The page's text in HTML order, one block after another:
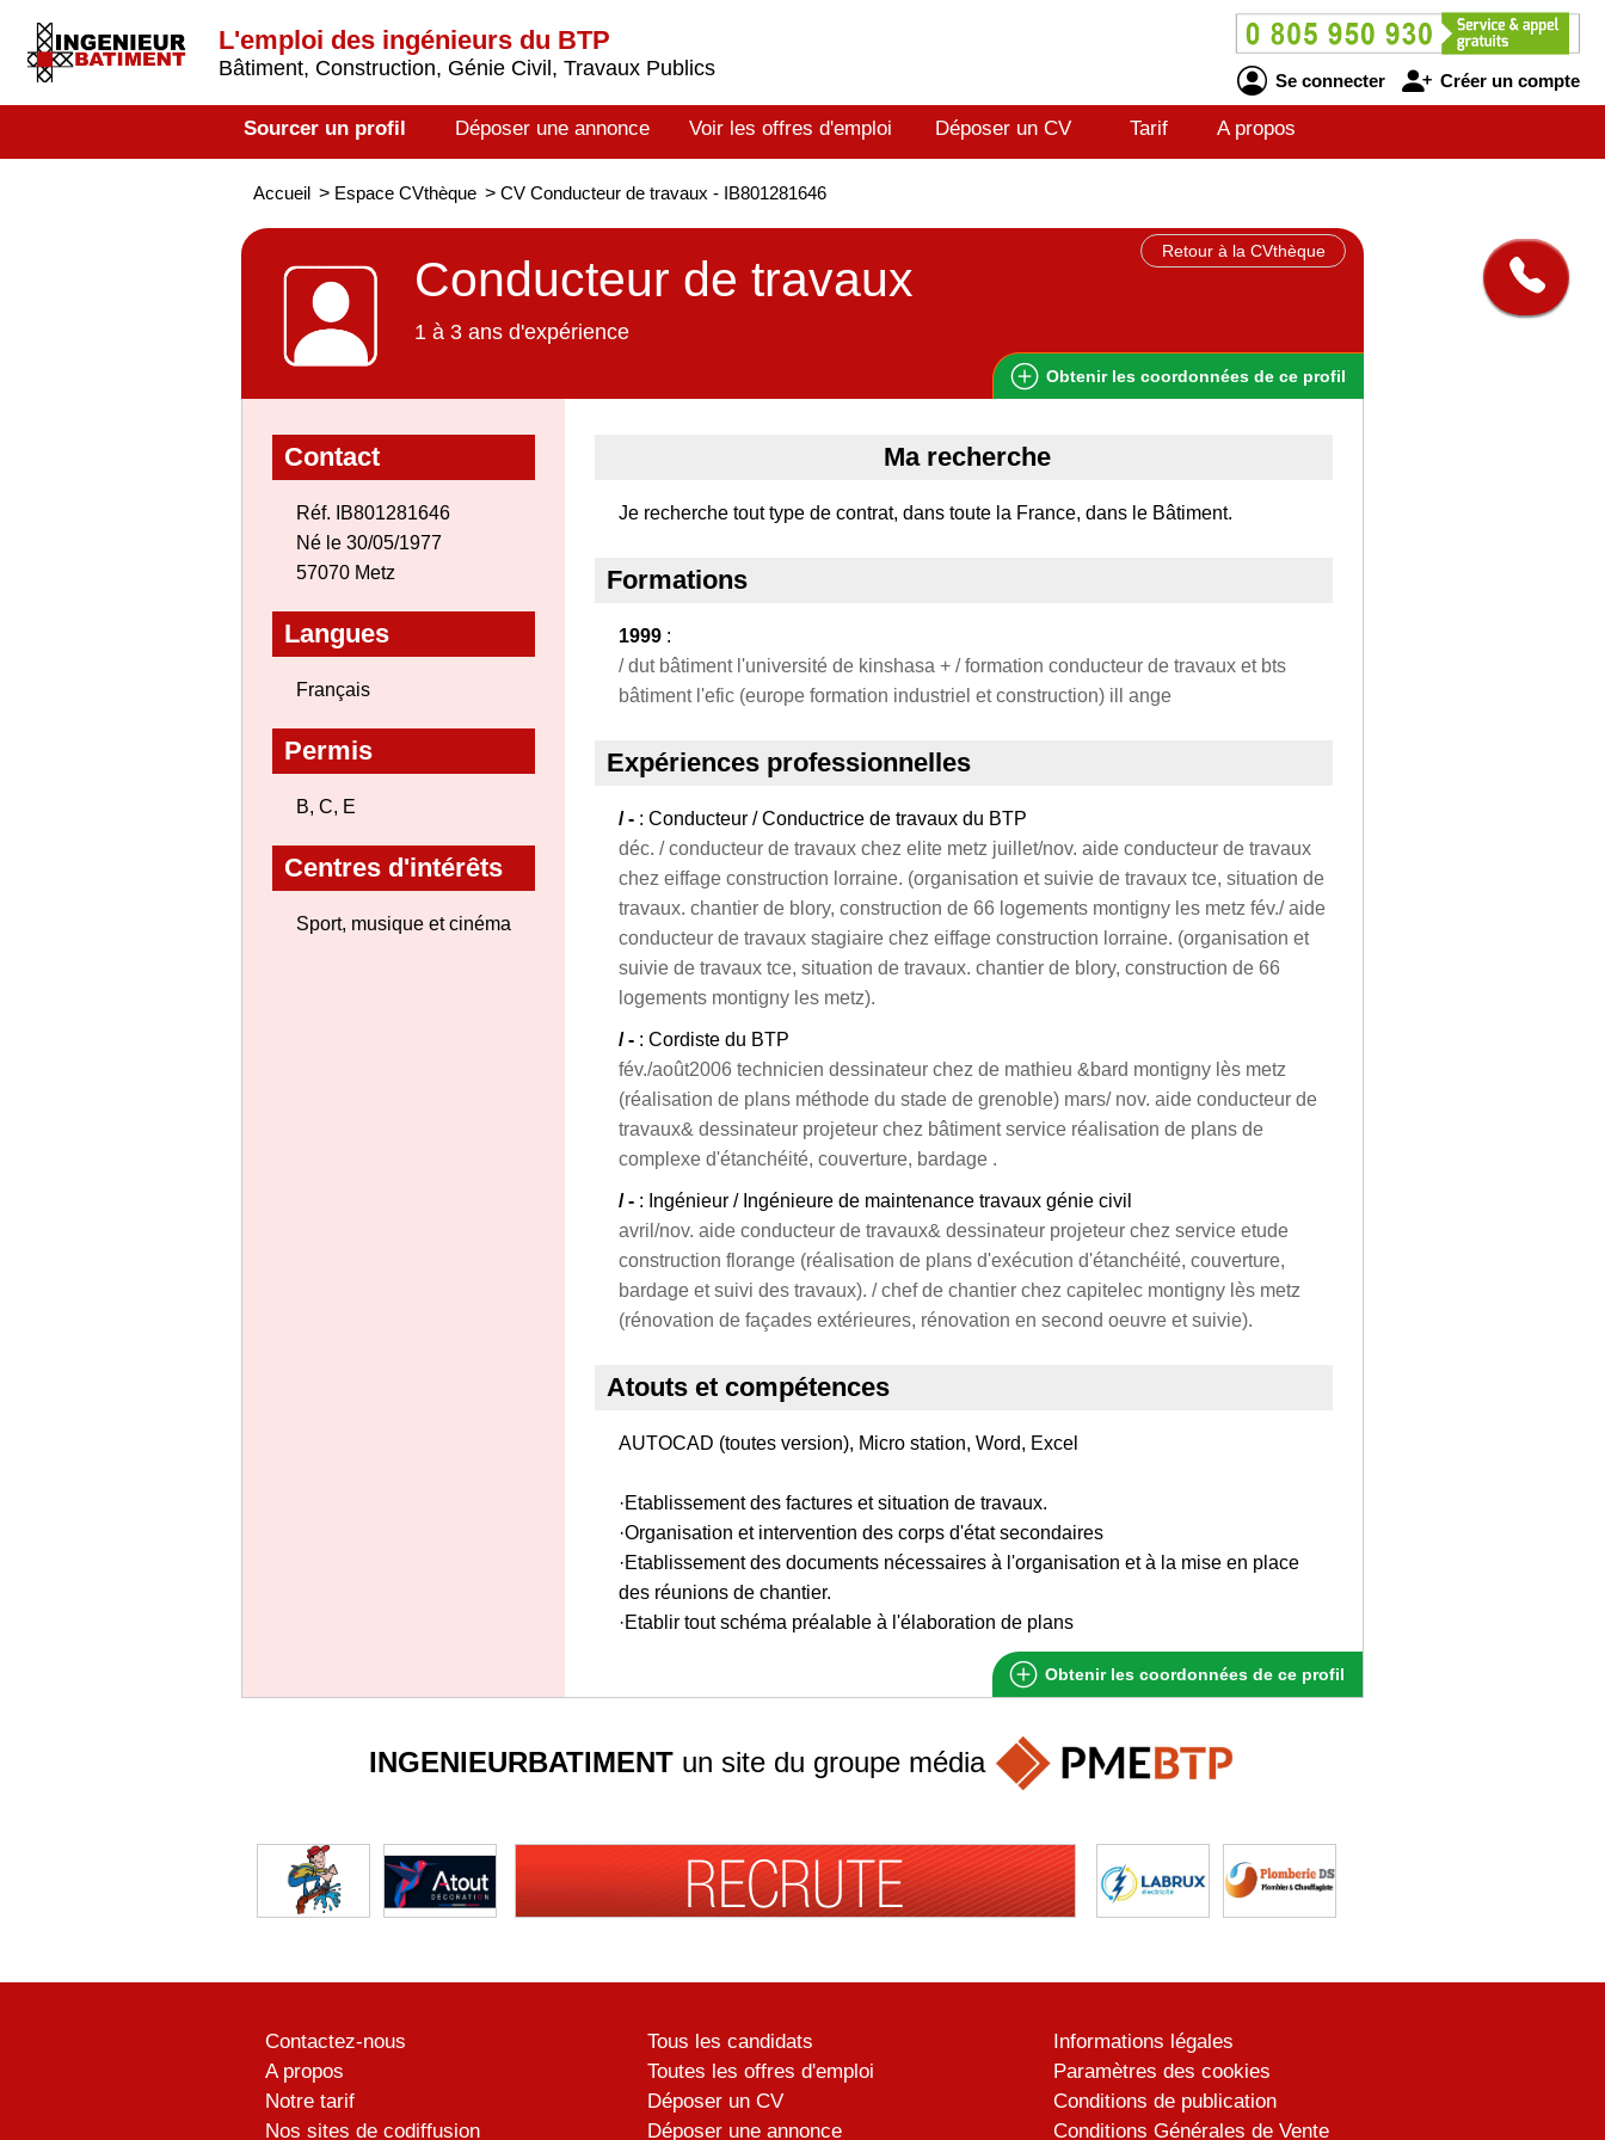
L'emploi des ingénieurs du BTP
Bâtiment, Construction, Génie Civil, Travaux Publics
Se connecter Créer un compte
Sourcer un profil Déposer une annonce Voir les offres d'emploi Déposer un CV Tarif A propos
Accueil > Espace CVthèque > CV Conducteur de travaux - IB801281646
Retour à la CVthèque
Conducteur de travaux
1 à 3 ans d'expérience
Obtenir les coordonnées de ce profil
Contact
Réf. IB801281646
Né le 30/05/1977
57070 Metz
Langues
Français
Permis
B, C, E
Centres d'intérêts
Sport, musique et cinéma
Ma recherche
Je recherche tout type de contrat, dans toute la France, dans le Bâtiment.
Formations
1999 :
/ dut bâtiment l'université de kinshasa + / formation conducteur de travaux et bts
bâtiment l'efic (europe formation industriel et construction) ill ange
Expériences professionnelles
/ - : Conducteur / Conductrice de travaux du BTP
déc. / conducteur de travaux chez elite metz juillet/nov. aide conducteur de travaux
chez eiffage construction lorraine. (organisation et suivie de travaux tce, situation de
travaux. chantier de blory, construction de 66 logements montigny les metz fév./ aide
conducteur de travaux stagiaire chez eiffage construction lorraine. (organisation et
suivie de travaux tce, situation de travaux. chantier de blory, construction de 66
logements montigny les metz).
/ - : Cordiste du BTP
fév./août2006 technicien dessinateur chez de mathieu &bard montigny lès metz
(réalisation de plans méthode du stade de grenoble) mars/ nov. aide conducteur de
travaux& dessinateur projeteur chez bâtiment service réalisation de plans de
complexe d'étanchéité, couverture, bardage .
/ - : Ingénieur / Ingénieure de maintenance travaux génie civil
avril/nov. aide conducteur de travaux& dessinateur projeteur chez service etude
construction florange (réalisation de plans d'exécution d'étanchéité, couverture,
bardage et suivi des travaux). / chef de chantier chez capitelec montigny lès metz
(rénovation de façades extérieures, rénovation en second oeuvre et suivie).
Atouts et compétences
AUTOCAD (toutes version), Micro station, Word, Excel
·Etablissement des factures et situation de travaux.
·Organisation et intervention des corps d'état secondaires
·Etablissement des documents nécessaires à l'organisation et à la mise en place
des réunions de chantier.
·Etablir tout schéma préalable à l'élaboration de plans
Obtenir les coordonnées de ce profil
INGENIEURBATIMENT un site du groupe média
Contactez-nous
A propos
Notre tarif
Nos sites de codiffusion
Tous les candidats
Toutes les offres d'emploi
Déposer un CV
Déposer une annonce
Informations légales
Paramètres des cookies
Conditions de publication
Conditions Générales de Vente